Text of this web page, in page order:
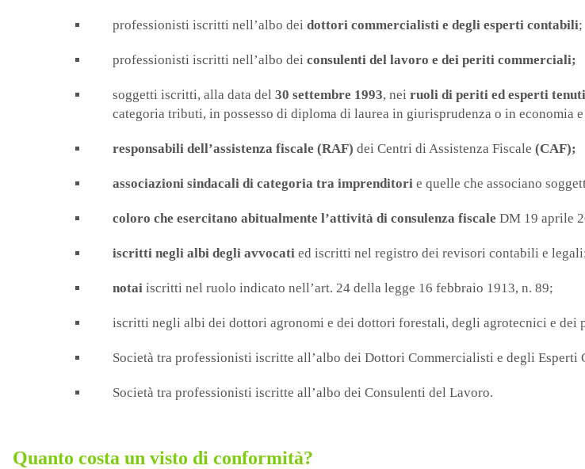
professionisti iscritti nell’albo dei dottori commercialisti e degli esperti contabili;
professionisti iscritti nell’albo dei consulenti del lavoro e dei periti commerciali;
soggetti iscritti, alla data del 30 settembre 1993, nei ruoli di periti ed esperti
categoria tributi, in possesso di diploma di laurea in giurisprudenza o in economia
responsabili dell’assistenza fiscale (RAF) dei Centri di Assistenza Fiscale (CAF);
associazioni sindacali di categoria tra imprenditori e quelle che associano
coloro che esercitano abitualmente l’attività di consulenza fiscale DM 19 aprile
iscritti negli albi degli avvocati ed iscritti nel registro dei revisori contabili e
notai iscritti nel ruolo indicato nell’art. 24 della legge 16 febbraio 1913, n. 89;
iscritti negli albi dei dottori agronomi e dei dottori forestali, degli agrotecnici e dei
Società tra professionisti iscritte all’albo dei Dottori Commercialisti e degli Esperti
Società tra professionisti iscritte all’albo dei Consulenti del Lavoro.
Quanto costa un visto di conformità?